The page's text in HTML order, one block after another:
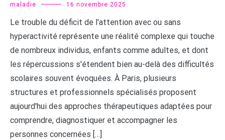
maladie 16 novembre 2025
Le trouble du déficit de l'attention avec ou sans
hyperactivité représente une réalité complexe qui touche
de nombreux individus, enfants comme adultes, et dont
les répercussions s'étendent bien au-delà des difficultés
scolaires souvent évoquées. À Paris, plusieurs
structures et professionnels spécialisés proposent
aujourd'hui des approches thérapeutiques adaptées pour
comprendre, diagnostiquer et accompagner les
personnes concernées […]